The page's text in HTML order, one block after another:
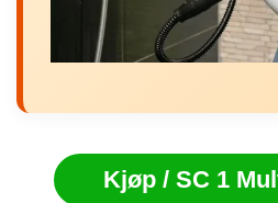
Kjøp / SC 1